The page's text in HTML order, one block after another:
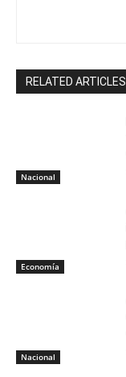
RELATED ARTICLES
Nacional
Economía
Nacional